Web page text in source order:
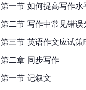
第一节 如何提高写作水
第二节 写作中常见错误
第三节 英语作文应试策
第二章 同步写作
第一节 记叙文